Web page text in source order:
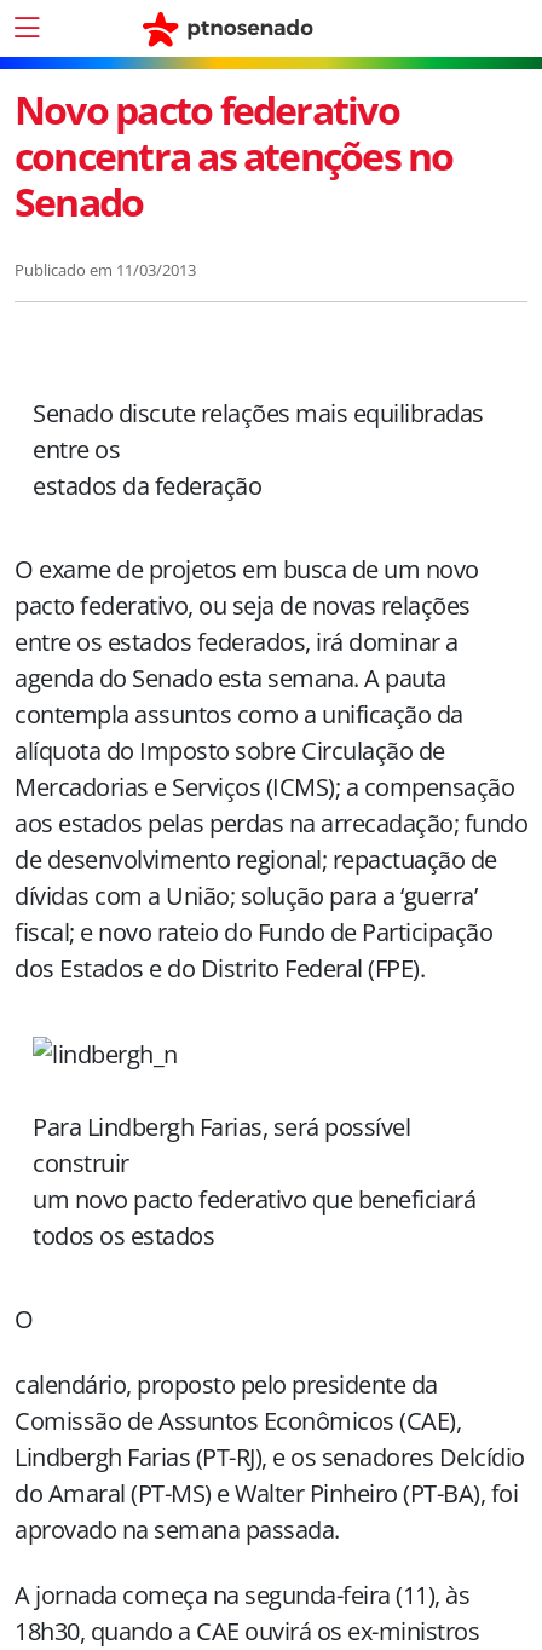
Novo pacto federativo
concentra as atenções no
Senado
Publicado em 11/03/2013
Senado discute relações mais equilibradas
entre os
estados da federação
O exame de projetos em busca de um novo
pacto federativo, ou seja de novas relações
entre os estados federados, irá dominar a
agenda do Senado esta semana. A pauta
contempla assuntos como a unificação da
alíquota do Imposto sobre Circulação de
Mercadorias e Serviços (ICMS); a compensação
aos estados pelas perdas na arrecadação; fundo
de desenvolvimento regional; repactuação de
dívidas com a União; solução para a ‘guerra’
fiscal; e novo rateio do Fundo de Participação
dos Estados e do Distrito Federal (FPE).
Para Lindbergh Farias, será possível
construir
um novo pacto federativo que beneficiará
todos os estados
O
calendário, proposto pelo presidente da
Comissão de Assuntos Econômicos (CAE),
Lindbergh Farias (PT-RJ), e os senadores Delcídio
do Amaral (PT-MS) e Walter Pinheiro (PT-BA), foi
aprovado na semana passada.
A jornada começa na segunda-feira (11), às
18h30, quando a CAE ouvirá os ex-ministros